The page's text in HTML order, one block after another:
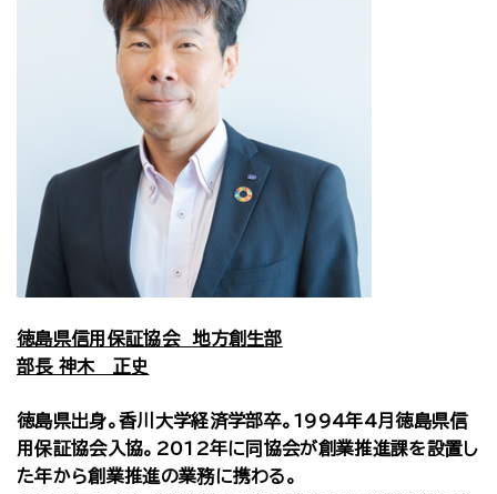
徳島県信用保証協会 地方創生部
部長 神木 正史
徳島県出身。香川大学経済学部卒。1994年4月徳島県信
用保証協会入協。2012年に同協会が創業推進課を設置し
た年から創業推進の業務に携わる。